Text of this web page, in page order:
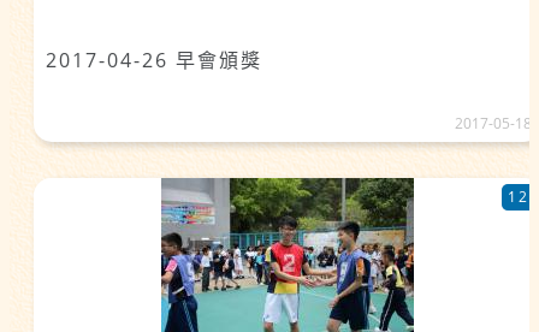
2017-04-26 早會頒獎
2017-05-18
12